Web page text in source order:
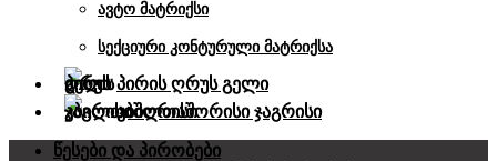
ავტო მატრიქსი
სექციური კონტურული მატრიქსა
პირის ღრუს გელი
კბილთაშორისი ჯაგრისი
წესები და პირობები